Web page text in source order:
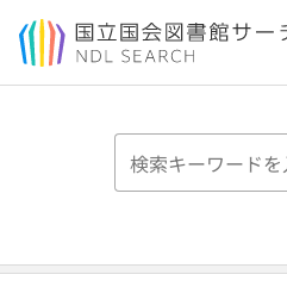
本文へ移動